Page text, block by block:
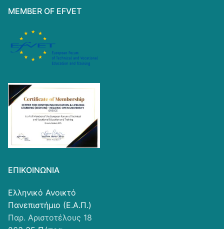
MEMBER OF EFVET
ΕΠΙΚΟΙΝΩΝΊΑ
Ελληνικό Ανοικτό
Πανεπιστήμιο (Ε.Α.Π.)
Παρ. Αριστοτέλους 18